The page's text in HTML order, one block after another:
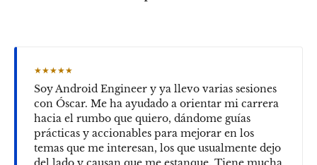
★★★★★
Soy Android Engineer y ya llevo varias sesiones
con Óscar. Me ha ayudado a orientar mi carrera
hacia el rumbo que quiero, dándome guías
prácticas y accionables para mejorar en los
temas que me interesan, los que usualmente dejo